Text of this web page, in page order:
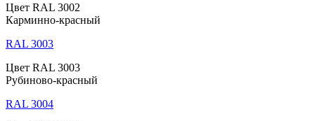
Цвет RAL 3002
Карминно-красный
RAL 3003
Цвет RAL 3003
Рубиново-красный
RAL 3004